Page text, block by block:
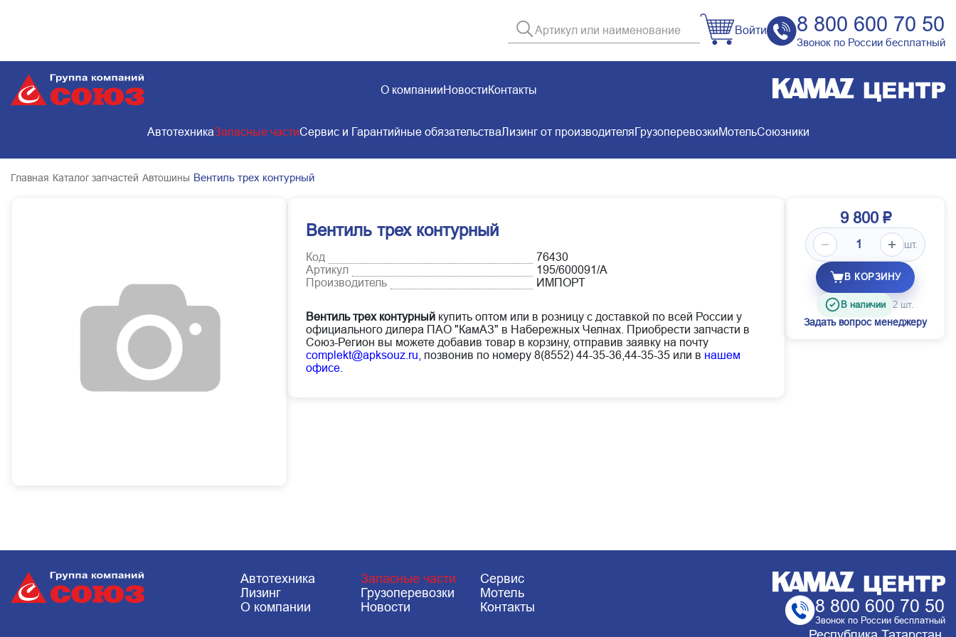
Войти 8 800 600 70 50
Звонок по России бесплатный
О компанииНовостиКонтакты
АвтотехникаЗапасные частиСервис и Гарантийные обязательстваЛизинг от производителяГрузоперевозкиМотельСоюзники
Главная Каталог запчастей Автошины Вентиль трех контурный
Вентиль трех контурный
Код
76430
Артикул
195/600091/А
Производитель
ИМПОРТ
Вентиль трех контурный купить оптом или в розницу с доставкой по всей России у
официального дилера ПАО "КамАЗ" в Набережных Челнах. Приобрести запчасти в
Союз-Регион вы можете добавив товар в корзину, отправив заявку на почту
complekt@apksouz.ru, позвонив по номеру 8(8552) 44-35-36,44-35-35 или в нашем
офисе
9 800 ₽
шт.
В КОРЗИНУ
В наличии 2 шт.
Задать вопрос менеджеру
Автотехника Запасные части
Сервис
Лизинг
Грузоперевозки
Мотель
О компании
Новости Контакты 8 800 600 70 50
Звонок по России бесплатный